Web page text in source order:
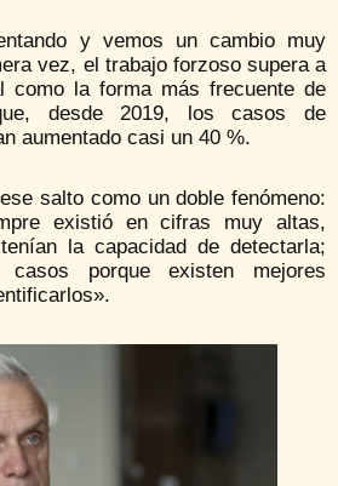
y vemos un cambio muy
vez, el trabajo forzoso supera a
como la forma más frecuente de
desde 2019, los casos de
aumentado casi un 40 %.
salto como un doble fenómeno:
existió en cifras muy altas,
la capacidad de detectarla;
porque existen mejores